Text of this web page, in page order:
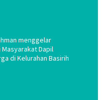
menggelar
Dapil
di Kelurahan Basirih